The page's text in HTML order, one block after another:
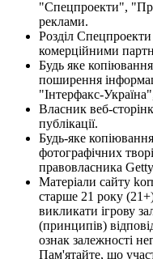
"Спецпроекти",
реклами.
Розділ
комерційними
Будь яке
поширення
"Інтерфакс-
Власник веб-
публікації.
Будь-яке
фотографічних
правовласника
Матеріали сайту
старше 21 року
викликати ігрову
(принципів)
ознак залежності
Пам'ятайте, що